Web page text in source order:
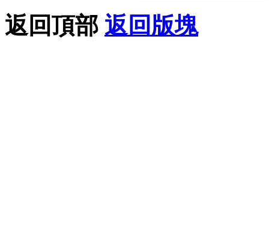
返回頂部 返回版塊